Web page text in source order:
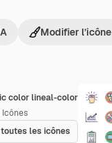
color lineal-color
Icônes
les icônes
Modifier l’icône